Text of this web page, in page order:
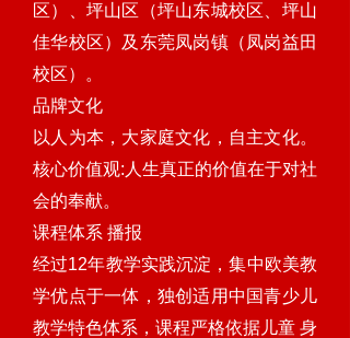
区）、坪山区（坪山东城校区、坪山
佳华校区）及东莞凤岗镇（凤岗益田
校区）。
品牌文化
以人为本，大家庭文化，自主文化。
核心价值观:人生真正的价值在于对社
会的奉献。
课程体系 播报
经过12年教学实践沉淀，集中欧美教
学优点于一体，独创适用中国青少儿
教学特色体系，课程严格依据儿童 身